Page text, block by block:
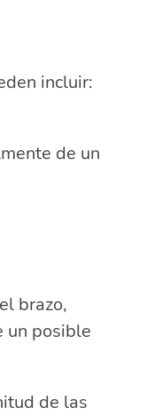
incluir:
de un
brazo,
un posible
de las